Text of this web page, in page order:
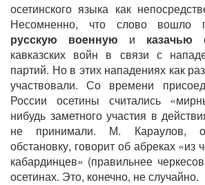
осетинского языка как
Несомненно, что слово вошло
русскую воeнную и казачью
кавказских войн в связи с
партий. Но в этих нападениях как
участвовали. Со времени
России осетины считались
нибудь заметного участия в
не принимали. М. Караулов,
обстановку, говорит об абреках «из
кабардинцев» (правильнее
осетинах. Это, конечно, не случайно.